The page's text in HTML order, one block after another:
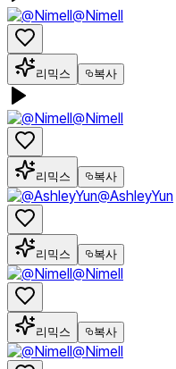
@Nimell
리믹스 복사
@Nimell
리믹스 복사
@AshleyYun
리믹스 복사
@Nimell
리믹스 복사
@Nimell